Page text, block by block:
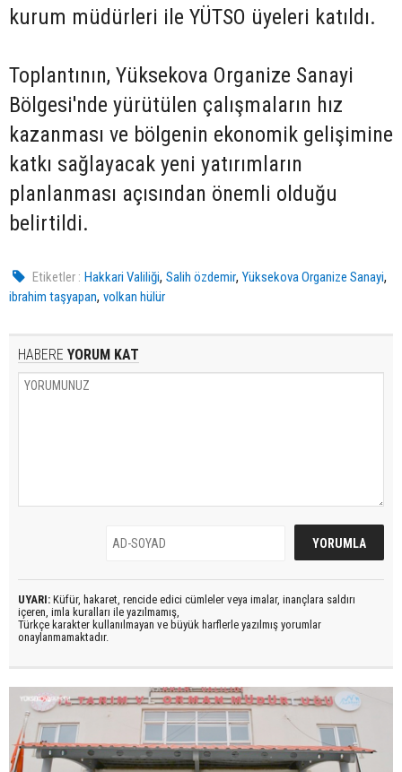
kurum müdürleri ile YÜTSO üyeleri katıldı.
Toplantının, Yüksekova Organize Sanayi
Bölgesi'nde yürütülen çalışmaların hız
kazanması ve bölgenin ekonomik gelişimine
katkı sağlayacak yeni yatırımların
planlanması açısından önemli olduğu
belirtildi.
Etiketler : Hakkari Valiliği,Salih özdemir,Yüksekova Organize Sanayi,
ibrahim taşyapan, volkan hülür
HABERE YORUM KAT
UYARI: Küfür, hakaret, rencide edici cümleler veya imalar, inançlara saldırı
içeren, imla kuralları ile yazılmamış,
Türkçe karakter kullanılmayan ve büyük harflerle yazılmış yorumlar
onaylanmamaktadır.